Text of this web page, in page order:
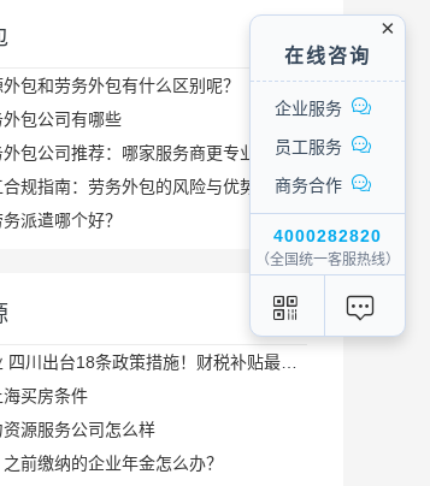
包和劳务外包有什么区别呢？
外包公司有哪些
包公司推荐：哪家服务商更专业？
规指南：劳务外包的风险与优势
派遣哪个好？
川出台18条政策措施！财税补贴最高达2000万
买房条件
资源服务公司怎么样
前缴纳的企业年金怎么办？
在线咨询
企业服务
员工服务
商务合作
4000282820
（全国统一客服热线）